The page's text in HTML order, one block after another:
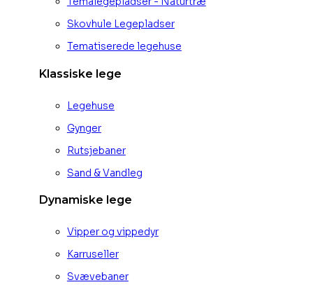
Skovhule Legepladser
Tematiserede legehuse
Klassiske lege
Legehuse
Gynger
Rutsjebaner
Sand & Vandleg
Dynamiske lege
Vipper og vippedyr
Karruseller
Svævebaner